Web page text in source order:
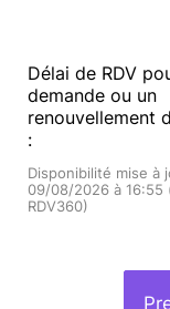
Délai de RDV
demande ou un
renouvellement
:
Disponibilité mise à
09/08/2026 à 16:55
RDV360)